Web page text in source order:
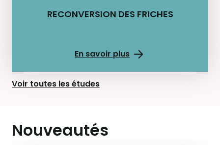
RECONVERSION DES FRICHES
En savoir plus
Voir toutes les études
Nouveautés